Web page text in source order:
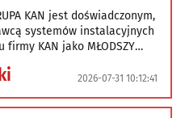
KAN jest doświadczonym,
systemów instalacyjnych
firmy KAN jako MŁODSZY
Dojlidy) Zakres
procesem produkcji rur -
2026-07-31 10:12:41